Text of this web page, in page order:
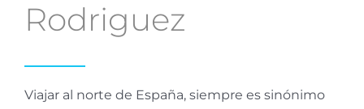
Rodriguez
Viajar al norte de España, siempre es sinónimo